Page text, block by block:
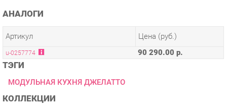
Артикул
u-0257774 90 290.00 р.
ТЭГИ
МОДУЛЬНАЯ КУХНЯ ДЖЕЛАТТО
КОЛЛЕКЦИИ
ГОТОВЫЕ КОМПЛЕКТЫ ДЖЕЛАТТО